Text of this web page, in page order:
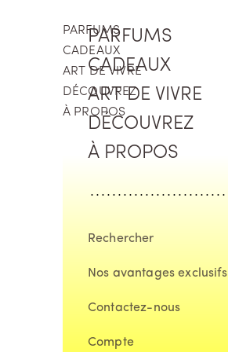
PARFUMS
CADEAUX
ART DE VIVRE
DÉCOUVREZ
À PROPOS
PARFUMS
CADEAUX
ART DE VIVRE
DÉCOUVREZ
À PROPOS
Rechercher
Nos avantages exclusifs
Contactez-nous
Compte